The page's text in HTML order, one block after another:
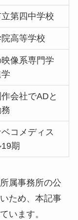
第四中学校
高等学校
像系専門学
会社でADと
コメディス
期
属事務所の公
ため、本記事
います。